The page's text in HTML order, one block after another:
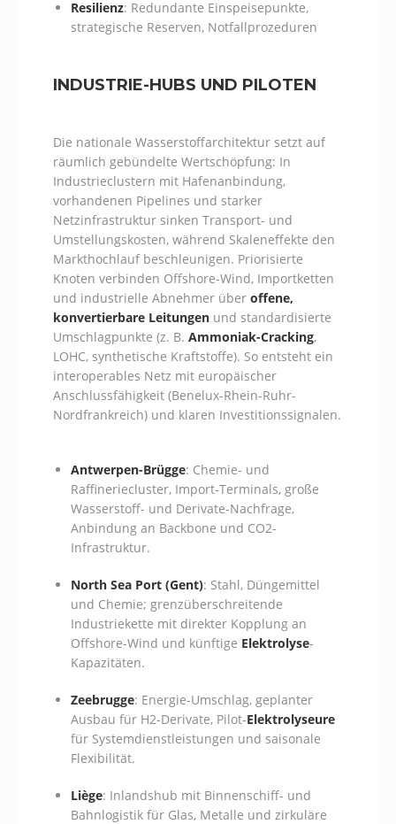
Resilienz: Redundante Einspeisepunkte,
strategische Reserven, Notfallprozeduren
INDUSTRIE-HUBS UND PILOTEN
Die nationale Wasserstoffarchitektur setzt auf
räumlich gebündelte Wertschöpfung: In
Industrieclustern mit Hafenanbindung,
vorhandenen Pipelines und starker
Netzinfrastruktur sinken Transport- und
Umstellungskosten, während Skaleneffekte den
Markthochlauf beschleunigen. Priorisierte
Knoten verbinden Offshore-Wind, Importketten
und industrielle Abnehmer über offene,
konvertierbare Leitungen und standardisierte
Umschlagpunkte (z. B. Ammoniak-Cracking,
LOHC, synthetische Kraftstoffe). So entsteht ein
interoperables Netz mit europäischer
Anschlussfähigkeit (Benelux-Rhein-Ruhr-
Nordfrankreich) und klaren Investitionssignalen.
Antwerpen-Brügge: Chemie- und
Raffineriecluster, Import-Terminals, große
Wasserstoff- und Derivate-Nachfrage,
Anbindung an Backbone und CO2-
Infrastruktur.
North Sea Port (Gent): Stahl, Düngemittel
und Chemie; grenzüberschreitende
Industriekette mit direkter Kopplung an
Offshore-Wind und künftige Elektrolyse-
Kapazitäten.
Zeebrugge: Energie-Umschlag, geplanter
Ausbau für H2-Derivate, Pilot-Elektrolyseure
für Systemdienstleistungen und saisonale
Flexibilität.
Liège: Inlandshub mit Binnenschiff- und
Bahnlogistik für Glas, Metalle und zirkuläre